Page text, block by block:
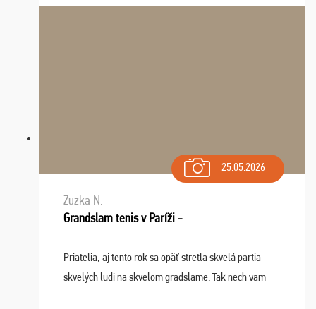
osudu - pohodový šefík Meďo, dobrá parti ...
25.05.2026
Zuzka N.
Grandslam tenis v Paríži -
Priatelia, aj tento rok sa opäť stretla skvelá partia
skvelých ludi na skvelom gradslame. Tak nech vam